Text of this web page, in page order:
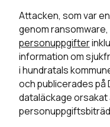
Attacken, som var
genom
personuppgifter
information om
i hundratals
och publicerades
dataläckage